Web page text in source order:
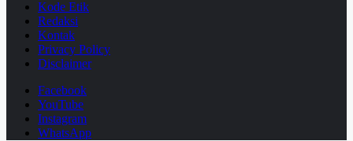
Kode Etik
Redaksi
Kontak
Privacy Policy
Disclaimer
Facebook
YouTube
Instagram
WhatsApp